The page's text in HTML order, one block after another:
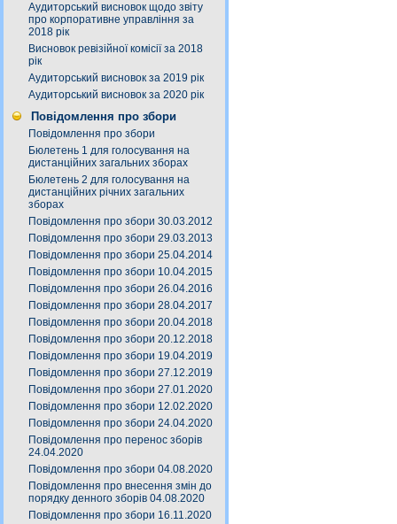
Аудиторський висновок щодо звіту
про корпоративне управління за
2018 рік
Висновок ревізійної комісії за 2018
рік
Аудиторський висновок за 2019 рік
Аудиторський висновок за 2020 рік
Повідомлення про збори
Повідомлення про збори
Бюлетень 1 для голосування на
дистанційних загальних зборах
Бюлетень 2 для голосування на
дистанційних річних загальних
зборах
Повідомлення про збори 30.03.2012
Повідомлення про збори 29.03.2013
Повідомлення про збори 25.04.2014
Повідомлення про збори 10.04.2015
Повідомлення про збори 26.04.2016
Повідомлення про збори 28.04.2017
Повідомлення про збори 20.04.2018
Повідомлення про збори 20.12.2018
Повідомлення про збори 19.04.2019
Повідомлення про збори 27.12.2019
Повідомлення про збори 27.01.2020
Повідомлення про збори 12.02.2020
Повідомлення про збори 24.04.2020
Повідомлення про перенос зборів
24.04.2020
Повідомлення про збори 04.08.2020
Повідомлення про внесення змін до
порядку денного зборів 04.08.2020
Повідомлення про збори 16.11.2020